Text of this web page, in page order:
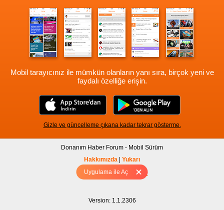
Uygulama ile Aç
Mobil tarayıcınız ile mümkün olanların yanı sıra, birçok yeni ve
faydalı özelliğe erişin.
Gizle ve güncelleme çıkana kadar tekrar gösterme.
Donanım Haber Forum - Mobil Sürüm
Hakkımızda | Yukarı
Tam sürüm için Tıklayınız
Version: 1.1.2306